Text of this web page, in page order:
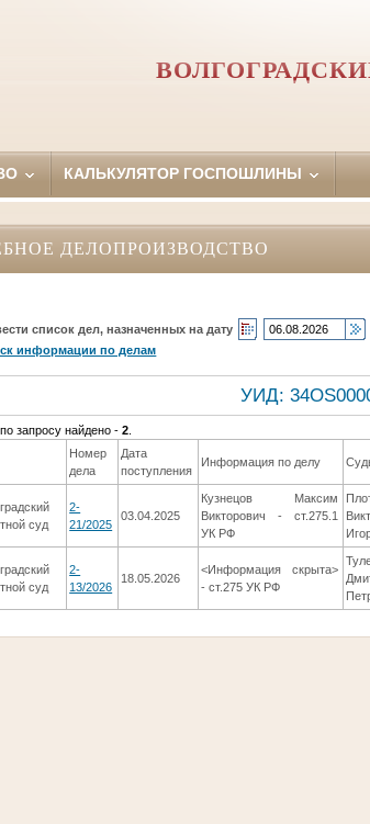
КАЛЬКУЛЯТОР ГОСПОШЛИНЫ
ДЕЛОПРОИЗВОДСТВО
список дел, назначенных на дату
информации по делам
УИД:
запросу найдено -2
Номер
дела
Дата
поступления
Информация по делу
суд
2-
21/2025
03.04.2025
Кузнецов Максим
Викторович - ст.275.1
УК РФ
суд
2-
13/2026
18.05.2026
<Информация скрыта>
- ст.275 УК РФ